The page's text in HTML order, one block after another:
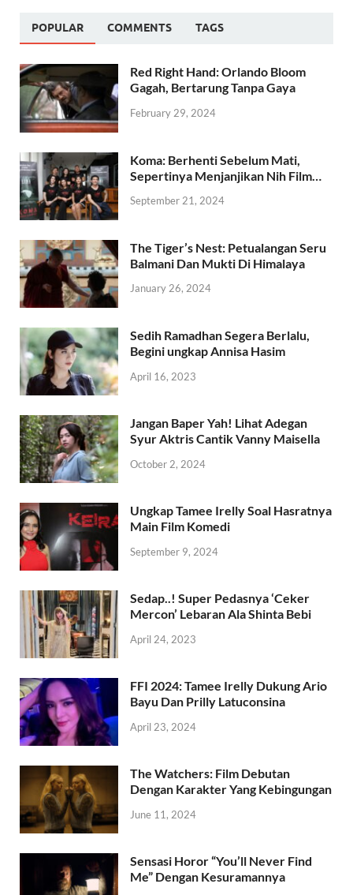
POPULAR COMMENTS TAGS
Red Right Hand: Orlando Bloom
Gagah, Bertarung Tanpa Gaya
February 29, 2024
Koma: Berhenti Sebelum Mati,
Sepertinya Menjanjikan Nih Film…
September 21, 2024
The Tiger’s Nest: Petualangan Seru
Balmani Dan Mukti Di Himalaya
January 26, 2024
Sedih Ramadhan Segera Berlalu,
Begini ungkap Annisa Hasim
April 16, 2023
Jangan Baper Yah! Lihat Adegan
Syur Aktris Cantik Vanny Maisella
October 2, 2024
Ungkap Tamee Irelly Soal Hasratnya
Main Film Komedi
September 9, 2024
Sedap..! Super Pedasnya ‘Ceker
Mercon’ Lebaran Ala Shinta Bebi
April 24, 2023
FFI 2024: Tamee Irelly Dukung Ario
Bayu Dan Prilly Latuconsina
April 23, 2024
The Watchers: Film Debutan
Dengan Karakter Yang Kebingungan
June 11, 2024
Sensasi Horor “You’ll Never Find
Me” Dengan Kesuramannya